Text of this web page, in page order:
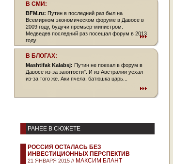
В СМИ:
BFM.ru: Путин в последний раз был на
Всемирном экономическом форуме в Давосе в
2009 году, будучи премьер-министром.
Медведев последний раз посещал форум в 2013
году.
В БЛОГАХ:
Mashtifak Kalabsj: Путин не поехал в форум в
Давосе из-за занятости". И из Австралии уехал
из-за того же. Аки пчела, батюшка царь...
РАНЕЕ В СЮЖЕТЕ
РОССИЯ ОСТАЛАСЬ БЕЗ
ИНВЕСТИЦИОННЫХ ПЕРСПЕКТИВ
21 ЯНВАРЯ 2015 // МАКСИМ БЛАНТ